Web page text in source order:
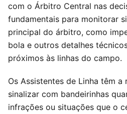
com o Árbitro Central nas
fundamentais para monitorar
principal do árbitro, como
bola e outros detalhes
próximos às linhas do campo.
Os Assistentes de Linha têm
sinalizar com bandeirinhas
infrações ou situações que o